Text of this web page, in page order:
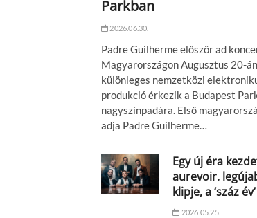
Parkban
2026.06.30.
Padre Guilherme először ad
Magyarországon Augusztus 20-
különleges nemzetközi
produkció érkezik a Budapest
nagyszínpadára. Első
adja Padre Guilherme…
Egy új éra
aurevoir.
klipje, a ‘száz év’
2026.05.25.